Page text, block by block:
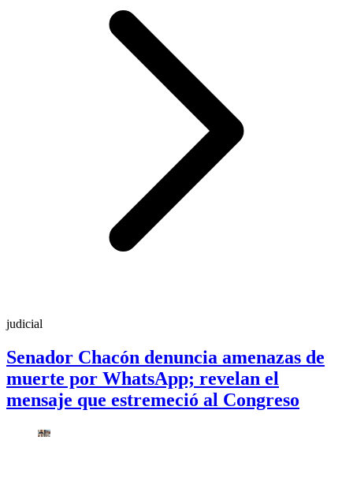
judicial
Senador Chacón denuncia amenazas de
muerte por WhatsApp; revelan el
mensaje que estremeció al Congreso